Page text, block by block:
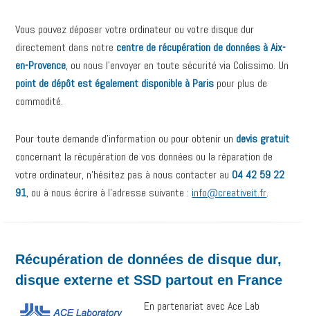
Vous pouvez déposer votre ordinateur ou votre disque dur
directement dans notre centre de récupération de données à Aix-
en-Provence, ou nous l’envoyer en toute sécurité via Colissimo. Un
point de dépôt est également disponible à Paris pour plus de
commodité.
Pour toute demande d’information ou pour obtenir un devis gratuit
concernant la récupération de vos données ou la réparation de
votre ordinateur, n’hésitez pas à nous contacter au 04 42 59 22
91, ou à nous écrire à l’adresse suivante : info@creativeit.fr.
Récupération de données de disque dur,
disque externe et SSD partout en France
En partenariat avec Ace Lab